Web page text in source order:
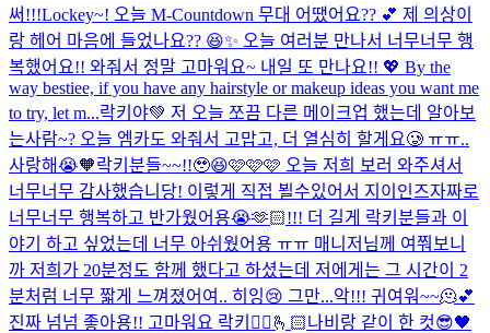
써!!!Lockey~! 오늘 M-Countdown 무대 어땠어요?? 💕 제 의상이
랑 헤어 마음에 들었나요?? 😆✨ 오늘 여러분 만나서 너무너무 행
복했어요!! 와줘서 정말 고마워요~ 내일 또 만나요!! 💖 By the
way bestiee, if you have any hairstyle or makeup ideas you want me
to try, let m...락키야💚 저 오늘 쪼끔 다른 메이크업 했는데 알아보
는사람~? 오늘 엠카도 와줘서 고맙고, 더 열심히 할게요🥲 ㅠㅠ..
사랑해😭🧡락키분들~~!!🥹😆🩷🩷🩷 오늘 저희 보러 와주셔서
너무너무 감사했습니당! 이렇게 직접 뵐수있어서 지이인즈자짜로
너무너무 행복하고 반가웠어용😭🫶🏻!!! 더 길게 락키분들과 이
야기 하고 싶었는데 너무 아쉬웠어용 ㅠㅠ 매니저님께 여쭤보니
까 저희가 20분정도 함께 했다고 하셨는데 저에게는 그 시간이 2
분처럼 너무 짧게 느껴졌어여.. 히잉😢 그만...악!!! 귀여워~~🫠💕
진짜 넘넘 좋아용!! 고마워요 락키🙂‍↔️🫰🏻나비랑 같이 한 컷😎🖤